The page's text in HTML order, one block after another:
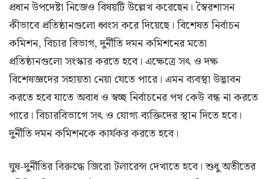
প্রধান উপদেষ্টা নিজেও বিষয়টি উল্লেখ করেছেন। স্বৈরশাসন
কীভাবে প্রতিষ্ঠানগুলো ধ্বংস করে দিয়েছে। বিশেষত নির্বাচন
কমিশন, বিচার বিভাগ, দুর্নীতি দমন কমিশনের মতো
প্রতিষ্ঠানগুলো সংস্কার করতে হবে। এক্ষেত্রে সৎ ও দক্ষ
বিশেষজ্ঞদের সহায়তা নেয়া যেতে পারে। এমন ব্যবস্থা উদ্ভাবন
করতে হবে যাতে অবাধ ও স্বচ্ছ নির্বাচনের পথ কেউ বন্ধ না করতে
পারে। বিচারবিভাগে সৎ ও যোগ্য ব্যক্তিদের স্থান দিতে হবে।
দুর্নীতি দমন কমিশনকে কার্যকর করতে হবে।
ঘুষ-দুর্নীতির বিরুদ্ধে জিরো টলারেন্স দেখাতে হবে। শুধু অতীতের